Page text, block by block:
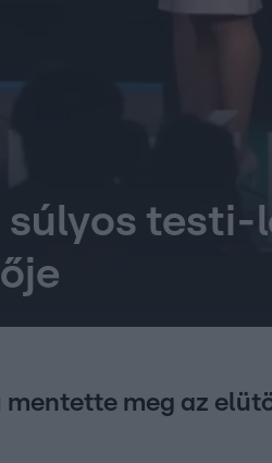
súlyos
mentette meg az